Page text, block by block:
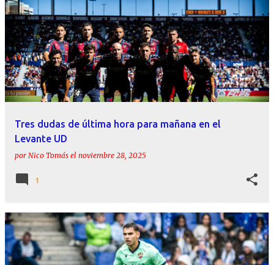
Tres dudas de última hora para mañana en el
Levante UD
por Nico Tomás el noviembre 28, 2025
1